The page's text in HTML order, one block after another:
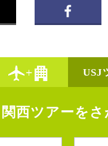
USJ
関西ツアーをさ